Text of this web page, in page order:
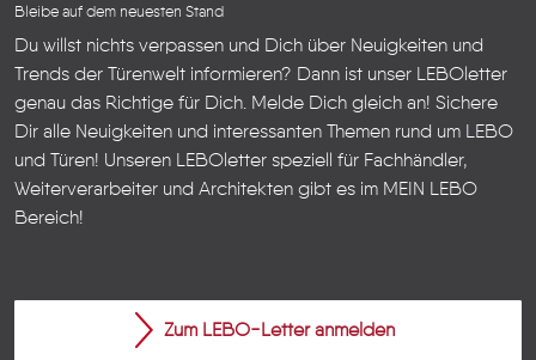
Bleibe auf dem neuesten Stand
Du willst nichts verpassen und Dich über Neuigkeiten und
Trends der Türenwelt informieren? Dann ist unser LEBOletter
genau das Richtige für Dich. Melde Dich gleich an! Sichere
Dir alle Neuigkeiten und interessanten Themen rund um LEBO
und Türen! Unseren LEBOletter speziell für Fachhändler,
Weiterverarbeiter und Architekten gibt es im MEIN LEBO
Bereich!
Zum LEBO-Letter anmelden